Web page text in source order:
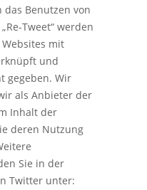
das Benutzen von
Tweet“ werden
mit
und
gegeben. Wir
als Anbieter der
Inhalt der
deren Nutzung
Sie in der
Twitter unter: